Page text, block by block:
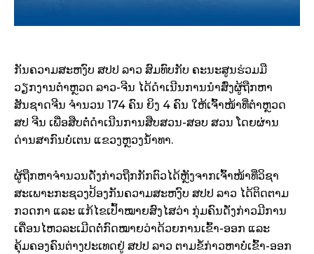
ກັນຄວາມສະຫງົບ ສປປ ລາວ ສົມທົບກັບ ຄະນະສູນຮ່ວມມື
ວຽກງານຕຳຫຼວດ ລາວ-ຈີນ ໄດ້ດຳເນີນການນຳສົ່ງຜູ້ຖືກຫາ
ສັນຊາດຈີນ ຈຳນວນ 174 ຄົນ ຍິງ 4 ຄົນ ໃຫ້ເຈົ້າໜ້າທີ່ຕຳຫຼວດ
ສປ ຈີນ ເພື່ອສືບຕໍ່ດຳເນີນການສືບສວນ-ສອບ ສວນ ໂດຍຜ່ານ
ດ່ານສາກົນບໍ່ເຕນ ແຂວງຫຼວງນ້ຳທາ.
ຜູ້ຖືກຫາຈຳນວນດັ່ງກ່າວຖືກກັກຕົວໄດ້ຫຼັງຈາກເຈົ້າໜ້າທີ່ວິຊາ
ສະເພາະກະຊວງປ້ອງກັນຄວາມສະຫງົບ ສປປ ລາວ ໄດ້ຕິດຕາມ
ກວດກາ ແລະ ແກ້ໄຂເປົ້າໝາຍສົງໄສວ່າ ກຸ່ມຄົນດັ່ງກ່າວມີການ
ເຄື່ອນໄຫວລະເມີດຕໍ່ກົດໝາຍວ່າດ້ວຍການເຂົ້າ-ອອກ ແລະ
ຄຸ້ມຄອງຄົນຕ່າງປະເທດຢູ່ ສປປ ລາວ ຕາມຂໍ້ກ່າວຫາບໍ່ເຂົ້າ-ອອກ